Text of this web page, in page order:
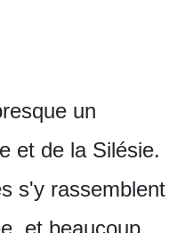
un
et de la Silésie.
s'y rassemblent